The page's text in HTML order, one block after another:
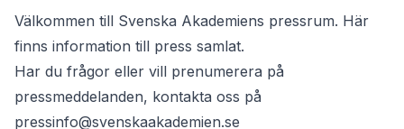
Välkommen till Svenska Akademiens pressrum. Här
finns information till press samlat.
Har du frågor eller vill prenumerera på
pressmeddelanden, kontakta oss på
pressinfo@svenskaakademien.se